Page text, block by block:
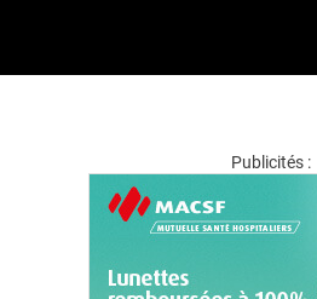
Publicités :